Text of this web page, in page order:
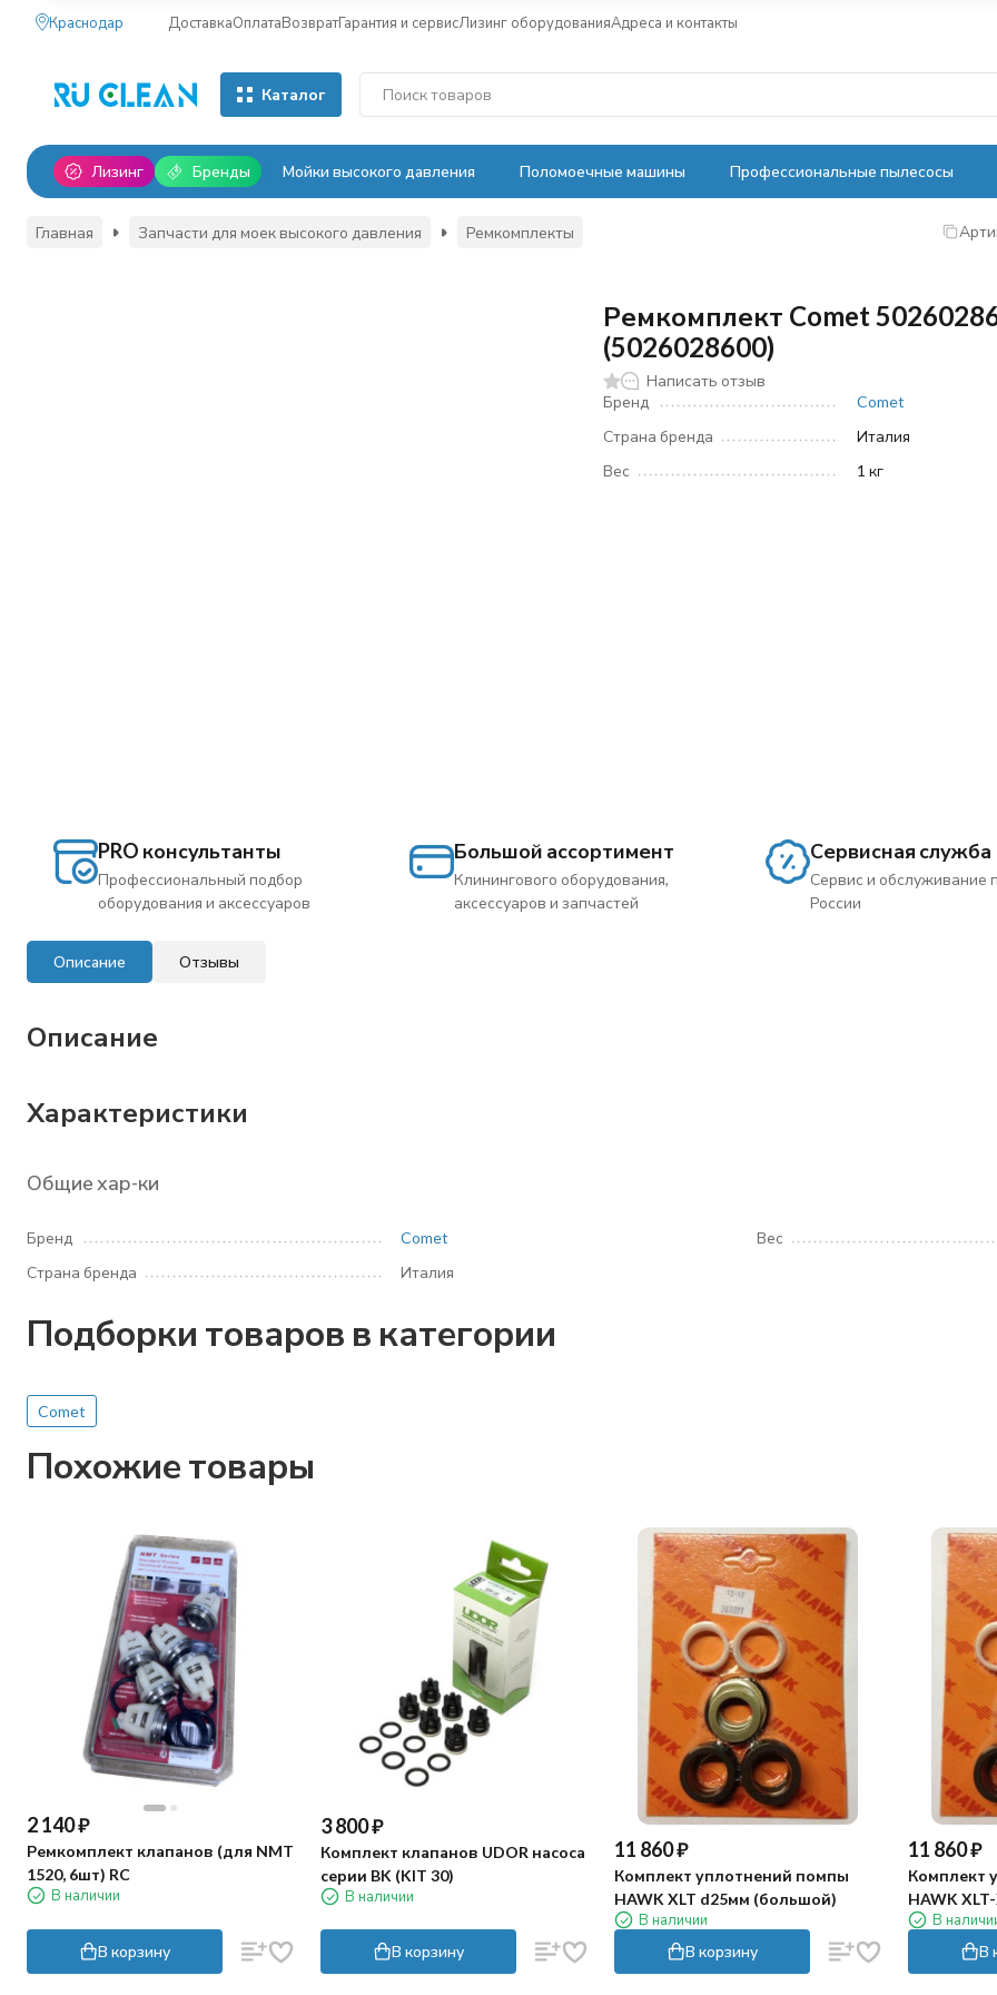
Краснодар ДоставкаОплатаВозвратГарантия и сервисЛизинг оборудованияАдреса и контакты
Каталог
Лизинг Бренды Мойки высокого давления Поломоечные машины Профессиональные пылесосы
Главная Запчасти для моек высокого давления Ремкомплекты
Ремкомплект Comet
(5026028600)
Написать отзыв
Бренд
Comet
Страна бренда
Италия
Вес
1 кг
PRO консультанты
Профессиональный подбор
оборудования и аксессуаров
Большой ассортимент
Клинингового оборудования,
аксессуаров и запчастей
Сервисная служба
Сервис и обслуживание
России
Описание Отзывы
Описание
Характеристики
Общие хар-ки
Бренд
Comet
Страна бренда
Италия
Вес
Подборки товаров в категории
Comet
Похожие товары
2 140₽
Ремкомплект клапанов (для NMT
1520, 6шт) RC
В наличии
В корзину
3 800₽
Комплект клапанов UDOR насоса
серии BK (KIT 30)
В наличии
В корзину
11 860₽
Комплект уплотнений помпы
HAWK XLT d25мм (большой)
В наличии
В корзину
11 860₽
Комплект
HAWK
В
В